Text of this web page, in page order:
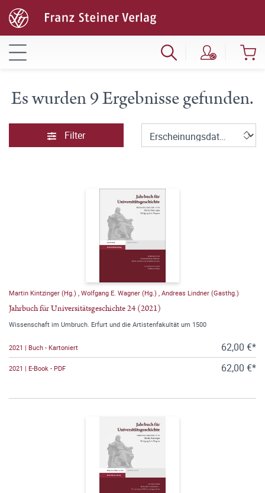
Es wurden 9 Ergebnisse gefunden.
Filter
Martin Kintzinger (Hg.) , Wolfgang E. Wagner (Hg.) , Andreas Lindner (Gasthg.)
Jahrbuch für Universitätsgeschichte 24 (2021)
Wissenschaft im Umbruch. Erfurt und die Artistenfakultät um 1500
2021 | Buch - Kartoniert 62,00 €*
2021 | E-Book - PDF 62,00 €*